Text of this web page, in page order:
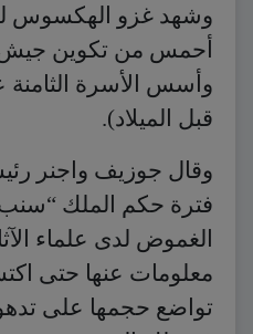
وشهد غزو الهكسوس
أحمس من تكوين
قبل الميلاد).
وقال جوزيف واجنر
فترة حكم الملك
الغموض لدى علماء
معلومات عنها حتى
تواضع حجمها على